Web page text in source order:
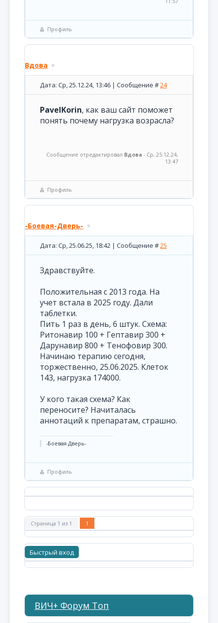
Профиль
Вдова
Дата: Ср, 25.12.24, 13:46 | Сообщение #24
PavelKorin, как ваш сайт поможет
понять почему нагрузка возрасла?
Сообщение отредактировал Вдова - Ср, 25.12.24,
13:47
Профиль
-Боевая-Дверь-
Дата: Ср, 25.06.25, 18:42 | Сообщение #25
Здравствуйте.
Положительная с 2013 года. На
учет встала в 2025 году. Дали
таблетки.
Пить 1 раз в день, 6 штук. Схема:
Ритонавир 100 + Гептавир 300 +
Дарунавир 800 + Тенофовир 300.
Начинаю терапию сегодня,
торжественно, 25.06.2025. Клеток
143, нагрузка 174000.
У кого такая схема? Как
переносите? Начиталась
аннотаций к препаратам, страшно.
-Боевая Дверь-
Профиль
Страница 1 из 1 1
ВИЧ+ Форум Топ